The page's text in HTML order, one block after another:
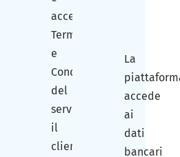
accettato
Termini
e
Condizioni
del
servizio,
il
cliente
La
accede
ai
dati
bancari